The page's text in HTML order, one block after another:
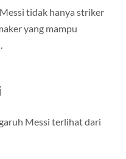
tidak hanya striker
yang mampu
Messi terlihat dari